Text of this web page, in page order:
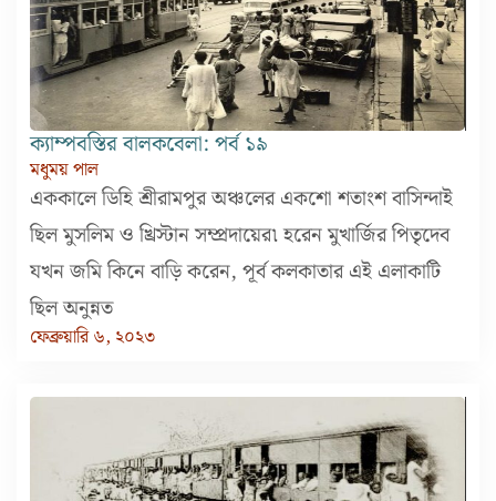
ক্যাম্পবস্তির বালকবেলা: পর্ব ১৯
মধুময় পাল
এককালে ডিহি শ্রীরামপুর অঞ্চলের একশো শতাংশ বাসিন্দাই
ছিল মুসলিম ও খ্রিস্টান সম্প্রদায়ের৷ হরেন মুখার্জির পিতৃদেব
যখন জমি কিনে বাড়ি করেন, পূর্ব কলকাতার এই এলাকাটি
ছিল অনুন্নত
ফেব্রুয়ারি ৬, ২০২৩